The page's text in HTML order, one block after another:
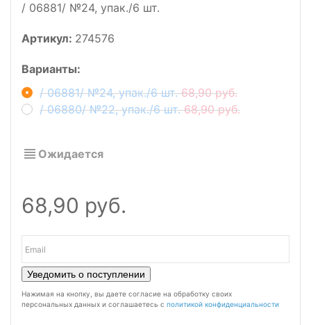
/ 06881/ №24, упак./6 шт.
Артикул: 274576
Варианты:
/ 06881/ №24, упак./6 шт.68,90 руб.
/ 06880/ №22, упак./6 шт.68,90 руб.
Ожидается
68,90 руб.
Уведомить о поступлении
Нажимая на кнопку, вы даете согласие на обработку своих
персональных данных и соглашаетесь с политикой конфиденциальности